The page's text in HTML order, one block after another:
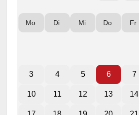
Mo Di Mi Do Fr
3 4 5 6 7
10 11 12 13 14